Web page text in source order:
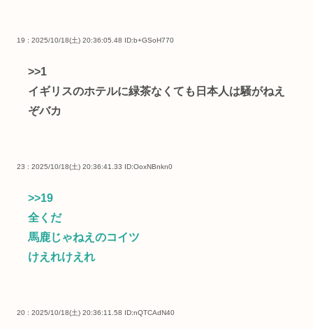
19 : 2025/10/18(土) 20:36:05.48 ID:b+GSoH770
>>1
イギリスのホテルに緑茶なくても日本人は騒がねえ
ぞバカ
23 : 2025/10/18(土) 20:36:41.33 ID:OoxNBnkn0
>>19
全くだ
馬鹿じゃねえのコイツ
けえれけえれ
20 : 2025/10/18(土) 20:36:11.58 ID:nQTCAdN40